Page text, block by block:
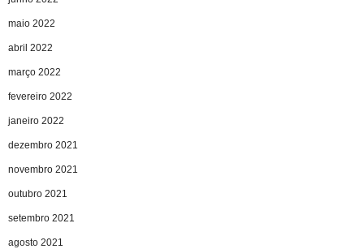
maio 2022
abril 2022
março 2022
fevereiro 2022
janeiro 2022
dezembro 2021
novembro 2021
outubro 2021
setembro 2021
agosto 2021